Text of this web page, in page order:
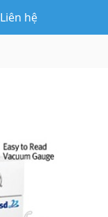
Liên hệ